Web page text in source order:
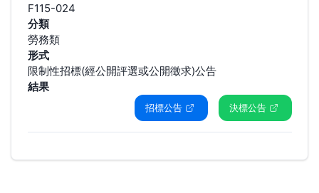
F115-024
分類
勞務類
形式
限制性招標(經公開評選或公開徵求)公告
結果
招標公告 決標公告